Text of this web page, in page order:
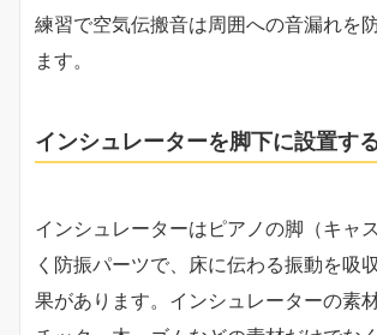
練習で空気伝搬音は周囲への音漏れを
ます。
インシュレーターを脚下に設置す
インシュレーターはピアノの脚（キャ
く防振パーツで、床に伝わる振動を吸
果があります。インシュレーターの素